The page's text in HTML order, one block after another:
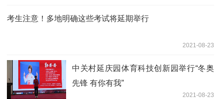
考生注意！多地明确这些考试将延期举行
2021-08-23
中关村延庆园体育科技创新园举行“冬奥
先锋 有你有我”
2021-08-23